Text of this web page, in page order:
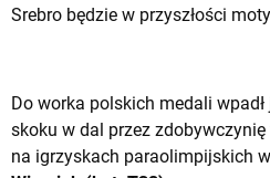
Srebro będzie w przyszłości
Do worka polskich medali wpadł
skoku w dal przez
na igrzyskach paraolimpijskich